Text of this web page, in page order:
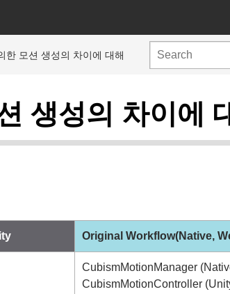
한 모션 생성의 차이에 대해
생성의 차이에
Original Workflow(Native,
CubismMotionManager
CubismMotionController